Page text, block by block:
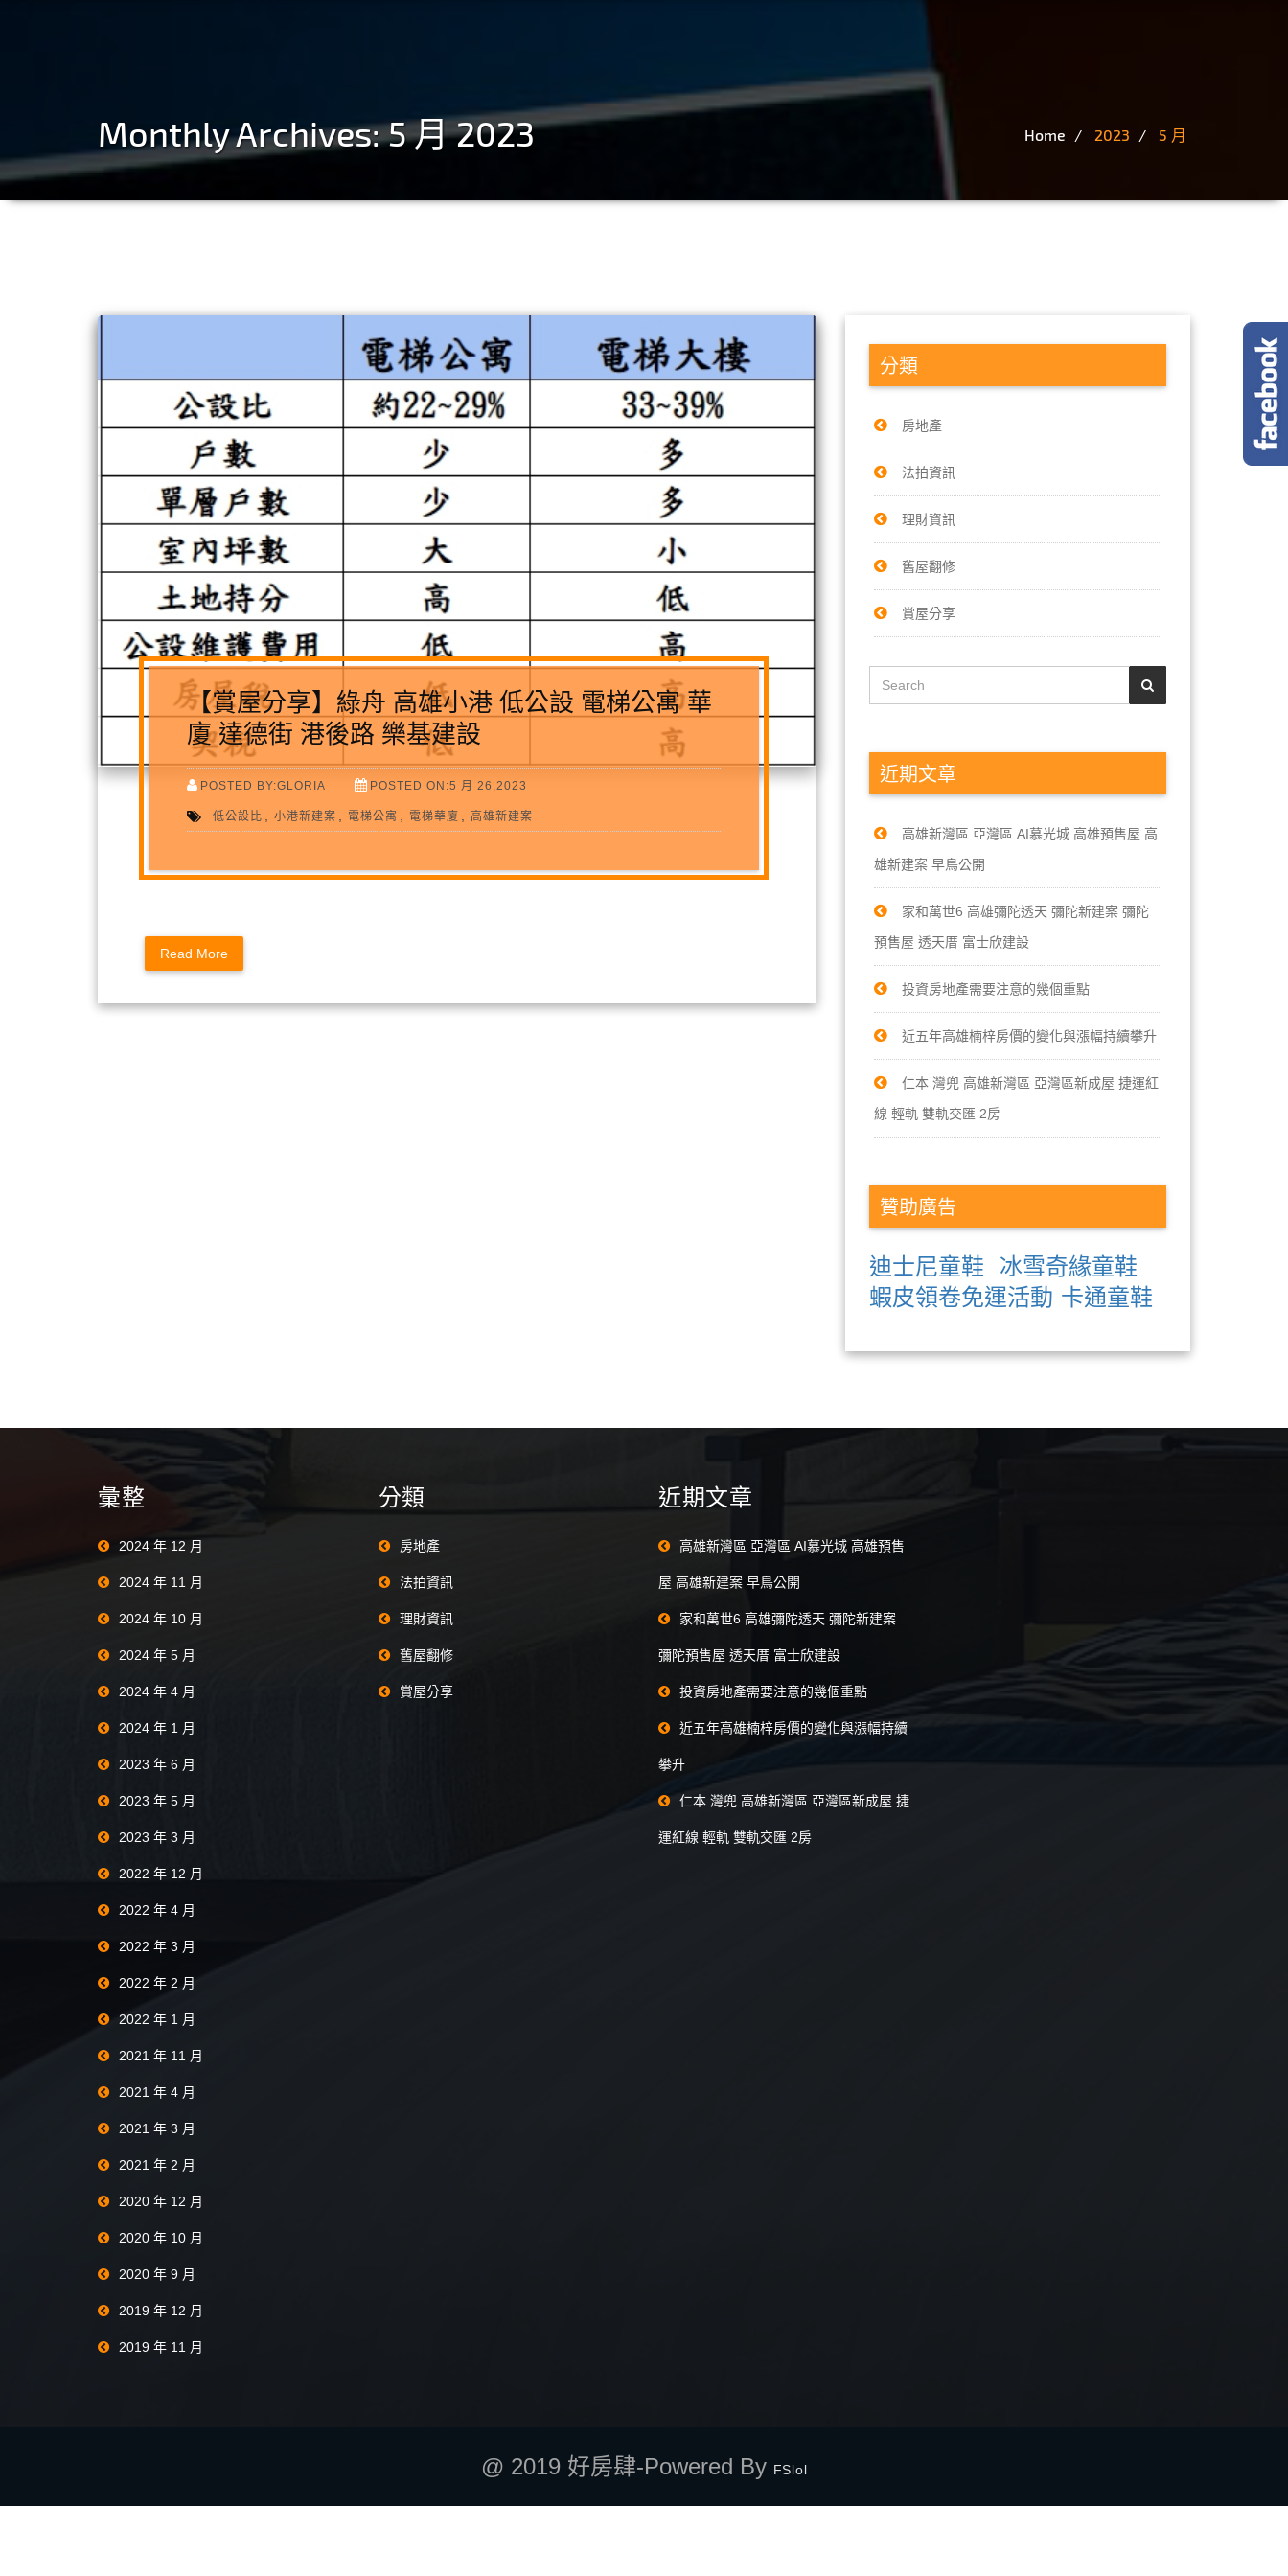
Monthly Archives: 5 月 2023 Home 2023 5 月
【賞屋分享】綠舟 高雄小港 低公設 電梯公寓 華
廈 達德街 港後路 樂基建設
POSTED BY:GLORIA POSTED ON:5 月 26,2023
低公設比 小港新建案 電梯公寓 電梯華廈 高雄新建案
Read More
分類
房地產
法拍資訊
理財資訊
舊屋翻修
賞屋分享
近期文章
高雄新灣區 亞灣區 AI慕光城 高雄預售屋 高
雄新建案 早鳥公開
家和萬世6 高雄彌陀透天 彌陀新建案 彌陀
預售屋 透天厝 富士欣建設
投資房地產需要注意的幾個重點
近五年高雄楠梓房價的變化與漲幅持續攀升
仁本 灣兜 高雄新灣區 亞灣區新成屋 捷運紅
線 輕軌 雙軌交匯 2房
贊助廣告
迪士尼童鞋
冰雪奇緣童鞋
蝦皮領卷免運活動 卡通童鞋
彙整
2024 年 12 月
2024 年 11 月
2024 年 10 月
2024 年 5 月
2024 年 4 月
2024 年 1 月
2023 年 6 月
2023 年 5 月
2023 年 3 月
2022 年 12 月
2022 年 4 月
2022 年 3 月
2022 年 2 月
2022 年 1 月
2021 年 11 月
2021 年 4 月
2021 年 3 月
2021 年 2 月
2020 年 12 月
2020 年 10 月
2020 年 9 月
2019 年 12 月
2019 年 11 月
分類
房地產
法拍資訊
理財資訊
舊屋翻修
賞屋分享
近期文章
高雄新灣區 亞灣區 AI慕光城 高雄預售
屋 高雄新建案 早鳥公開
家和萬世6 高雄彌陀透天 彌陀新建案
彌陀預售屋 透天厝 富士欣建設
投資房地產需要注意的幾個重點
近五年高雄楠梓房價的變化與漲幅持續
攀升
仁本 灣兜 高雄新灣區 亞灣區新成屋 捷
運紅線 輕軌 雙軌交匯 2房
@ 2019 好房肆-Powered By FSlol